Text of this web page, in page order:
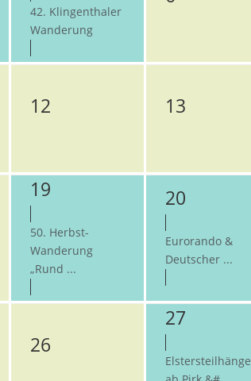
42. Klingenthaler
Wanderung
12 13
19
50. Herbst-
Wanderung
„Rund ...
20
Eurorando &
Deutscher ...
26
27
Elstersteilhänge